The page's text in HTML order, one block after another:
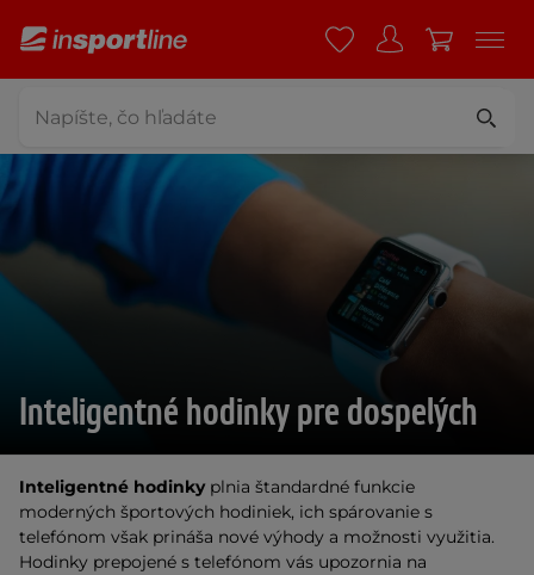
Inteligentné hodinky pre dospelých
Inteligentné hodinkyplnia štandardné funkcie
moderných športových hodiniek, ich spárovanie s
telefónom však prináša nové výhody a možnosti využitia.
Hodinky prepojené s telefónom vás upozornia na